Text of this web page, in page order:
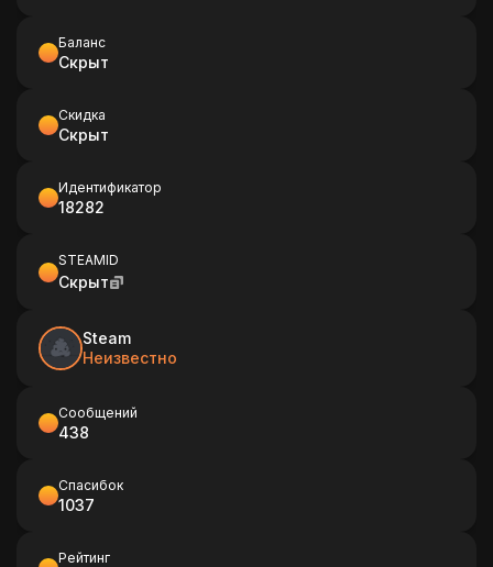
Баланс
Скрыт
Скидка
Скрыт
Идентификатор
18282
STEAMID
Скрыт
Steam
Неизвестно
Сообщений
438
Спасибок
1037
Рейтинг